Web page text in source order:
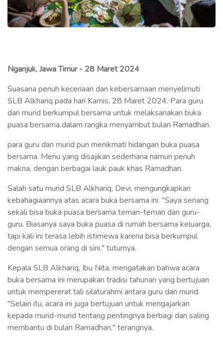
Nganjuk, Jawa Timur - 28 Maret 2024
Suasana penuh keceriaan dan kebersamaan menyelimuti
SLB Alkhariq pada hari Kamis, 28 Maret 2024. Para guru
dan murid berkumpul bersama untuk melaksanakan buka
puasa bersama dalam rangka menyambut bulan Ramadhan.
para guru dan murid pun menikmati hidangan buka puasa
bersama. Menu yang disajikan sederhana namun penuh
makna, dengan berbagai lauk pauk khas Ramadhan.
Salah satu murid SLB Alkhariq, Devi, mengungkapkan
kebahagiaannya atas acara buka bersama ini. "Saya senang
sekali bisa buka puasa bersama teman-teman dan guru-
guru. Biasanya saya buka puasa di rumah bersama keluarga,
tapi kali ini terasa lebih istimewa karena bisa berkumpul
dengan semua orang di sini," tuturnya.
Kepala SLB Alkhariq, Ibu Nita, mengatakan bahwa acara
buka bersama ini merupakan tradisi tahunan yang bertujuan
untuk mempererat tali silaturahmi antara guru dan murid.
"Selain itu, acara ini juga bertujuan untuk mengajarkan
kepada murid-murid tentang pentingnya berbagi dan saling
membantu di bulan Ramadhan," terangnya.